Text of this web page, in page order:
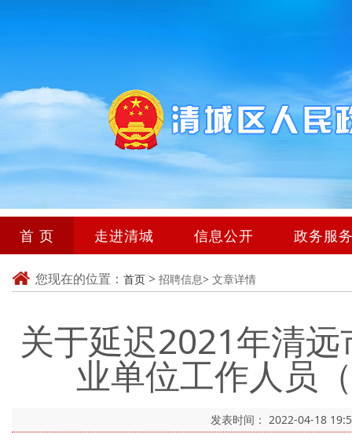
首 页 走进清城 信息公开 政务服
您现在的位置： 首页 > 招聘信息> 文章详情
关于延迟2021年清
业单位工作人员
发表时间： 2022-04-18